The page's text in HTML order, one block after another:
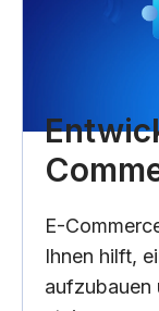
E-
Ihnen hilft,
aufzubauen